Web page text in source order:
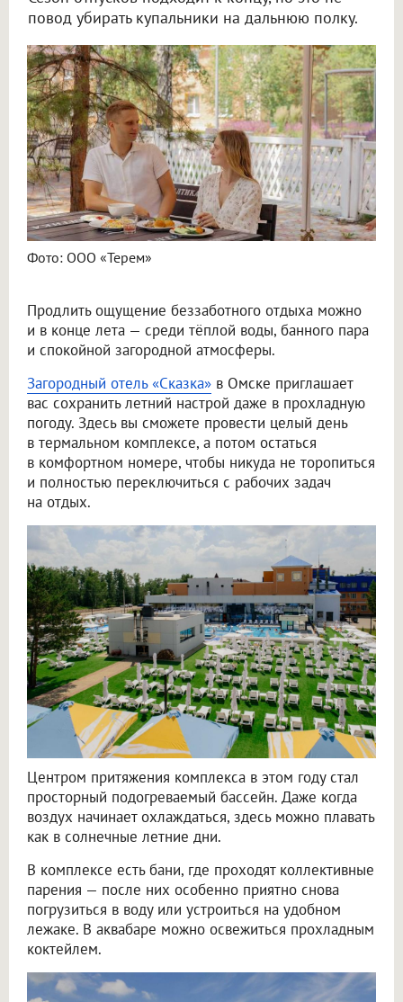
повод убирать купальники на дальнюю полку.
Фото: ООО «Терем»
Продлить ощущение беззаботного отдыха можно
и в конце лета — среди тёплой воды, банного пара
и спокойной загородной атмосферы.
Загородный отель «Сказка» в Омске приглашает
вас сохранить летний настрой даже в прохладную
погоду. Здесь вы сможете провести целый день
в термальном комплексе, а потом остаться
в комфортном номере, чтобы никуда не торопиться
и полностью переключиться с рабочих задач
на отдых.
Центром притяжения комплекса в этом году стал
просторный подогреваемый бассейн. Даже когда
воздух начинает охлаждаться, здесь можно плавать
как в солнечные летние дни.
В комплексе есть бани, где проходят коллективные
парения — после них особенно приятно снова
погрузиться в воду или устроиться на удобном
лежаке. В аквабаре можно освежиться прохладным
коктейлем.